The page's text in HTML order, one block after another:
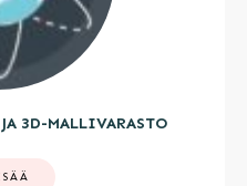
3D-MALLIVARASTO